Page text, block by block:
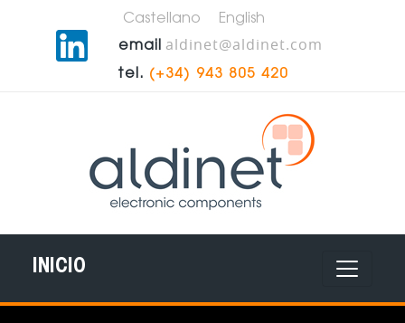
Castellano
English
email
aldinet@aldinet.com
tel. (+34) 943 805 420
INICIO